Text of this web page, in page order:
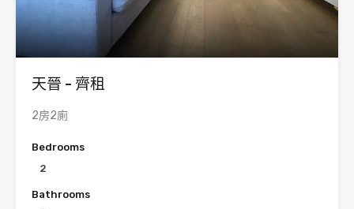
天晉 - 齊租
2房2廁
Bedrooms
2
Bathrooms